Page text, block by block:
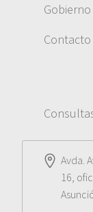
Contacto
Avda.
16,